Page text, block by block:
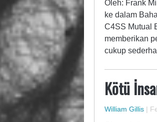
Oleh: Frank
ke dalam
C4SS Mutual
memberikan
cukup
Kötü
William Gillis |